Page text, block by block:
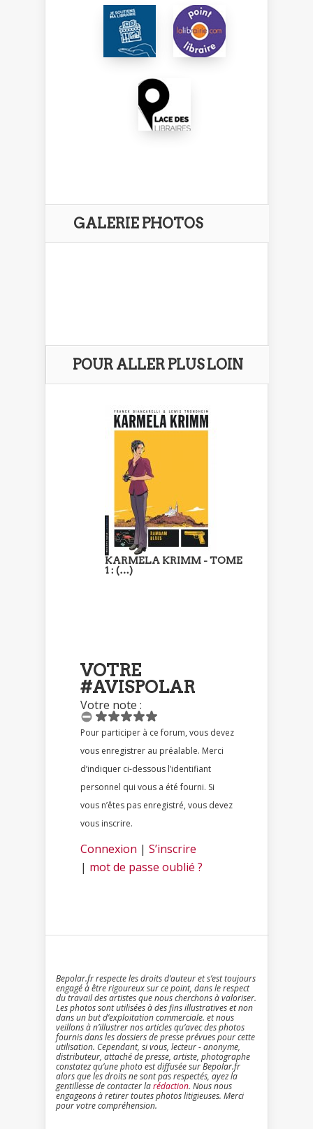
GALERIE PHOTOS
POUR ALLER PLUS LOIN
KARMELA KRIMM - TOME
1 : (…)
VOTRE
#AVISPOLAR
Votre note :
Pour participer à ce forum, vous devez
vous enregistrer au préalable. Merci
d’indiquer ci-dessous l’identifiant
personnel qui vous a été fourni. Si
vous n’êtes pas enregistré, vous devez
vous inscrire.
Connexion | S’inscrire
| mot de passe oublié ?
Bepolar.fr respecte les droits d’auteur et s’est toujours
engagé à être rigoureux sur ce point, dans le respect
du travail des artistes que nous cherchons à valoriser.
Les photos sont utilisées à des fins illustratives et non
dans un but d’exploitation commerciale. et nous
veillons à n’illustrer nos articles qu’avec des photos
fournis dans les dossiers de presse prévues pour cette
utilisation. Cependant, si vous, lecteur - anonyme,
distributeur, attaché de presse, artiste, photographe
constatez qu’une photo est diffusée sur Bepolar.fr
alors que les droits ne sont pas respectés, ayez la
gentillesse de contacter larédaction. Nous nous
engageons à retirer toutes photos litigieuses. Merci
pour votre compréhension.